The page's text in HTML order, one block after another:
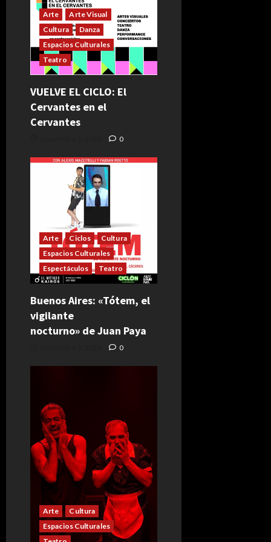
Arte
Arte Visual
Cultura
Danza
Espacios Culturales
Teatro
VUELVE EL CICLO: El
Cervantes en el
Cervantes
0
Arte Ciclos
Cultura
Espacios Culturales
Espectáculos
Teatro
Buenos Aires: «Tótem, el
vigilante
nocturno» de Juan Paya
0
Arte
Cultura
Espacios Culturales